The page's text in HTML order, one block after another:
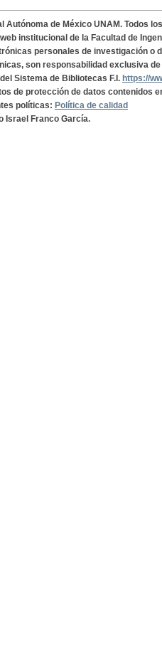
Autónoma de México UNAM. Todos
institucional de la Facultad de
personales de investigación o
son responsabilidad exclusiva
Sistema de Bibliotecas F.I. https://
de protección de datos contenidos
políticas: Política de calidad
Israel Franco García.